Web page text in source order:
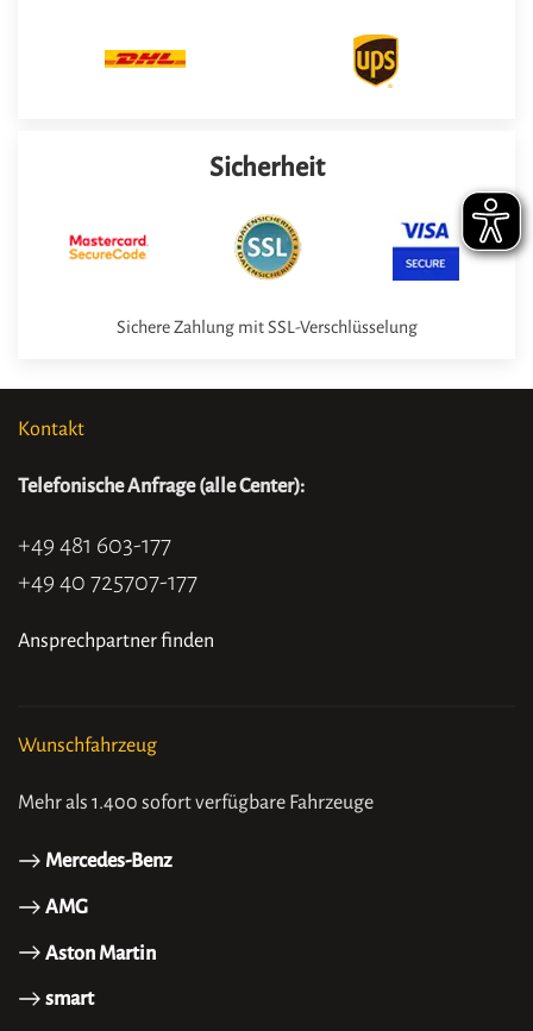
Sicherheit
Sichere Zahlung mit SSL-Verschlüsselung
Kontakt
Telefonische Anfrage (alle Center):
+49 481 603-177
+49 40 725707-177
Ansprechpartner finden
Wunschfahrzeug
Mehr als 1.400 sofort verfügbare Fahrzeuge
Mercedes-Benz
AMG
Aston Martin
smart